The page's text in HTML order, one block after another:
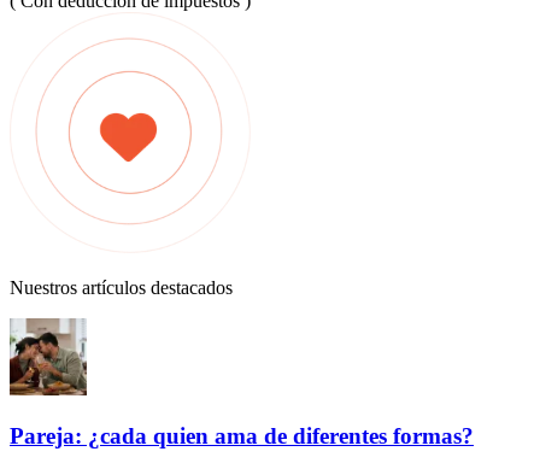
Nuestros artículos destacados
Pareja: ¿cada quien ama de diferentes formas?